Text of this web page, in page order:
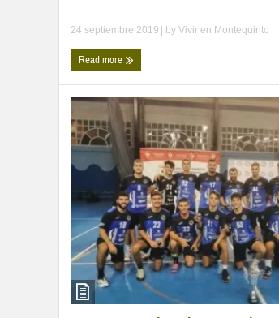
...
24 septiembre 2019 | by Vivir en Montequinto
Read more